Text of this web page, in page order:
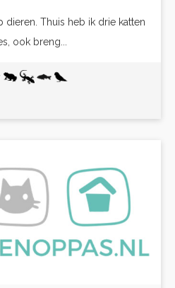
dieren. Thuis heb ik drie katten
ook breng...